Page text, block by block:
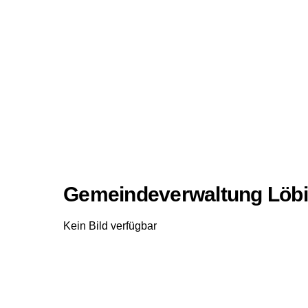
Gemeindeverwaltung
Kein Bild verfügbar